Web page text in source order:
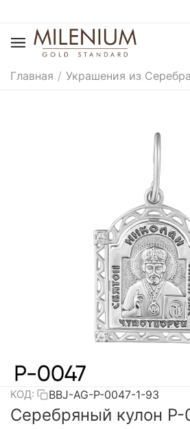
Главная / Украшения из Серебра
КОД: BBJ-AG-P-0047-1-93
Серебряный кулон P-